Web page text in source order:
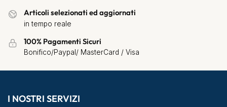
Articoli selezionati ed aggiornati
in tempo reale
100% Pagamenti Sicuri
Bonifico/Paypal/ MasterCard / Visa
I NOSTRI SERVIZI